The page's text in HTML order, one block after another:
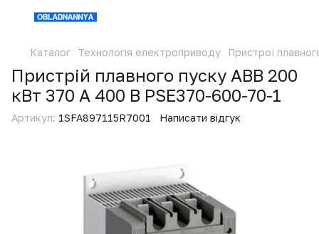
Каталог Технологія електроприводу Пристрої
Пристрій плавного пуску ABB 200
кВт 370 А 400 В PSE370-600-70-1
Артикул: 1SFA897115R7001 Написати відгук